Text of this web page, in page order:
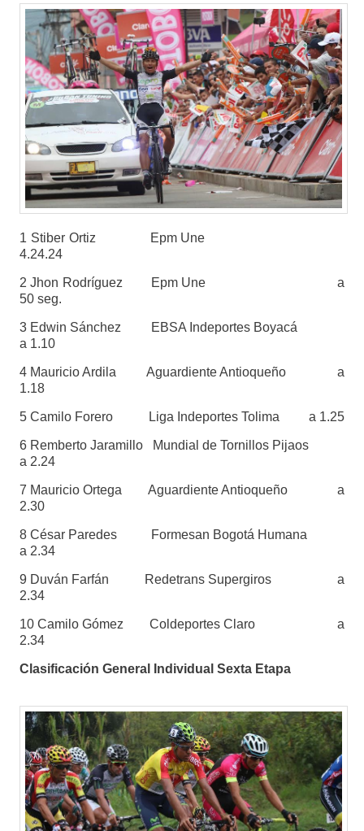
1 Stiber Ortiz Epm Une
4.24.24
2 Jhon Rodríguez Epm Une a
50 seg.
3 Edwin Sánchez EBSA Indeportes Boyacá
a 1.10
4 Mauricio Ardila Aguardiente Antioqueño a
1.18
5 Camilo Forero Liga Indeportes Tolima a 1.25
6 Remberto Jaramillo Mundial de Tornillos Pijaos
a 2.24
7 Mauricio Ortega Aguardiente Antioqueño a
2.30
8 César Paredes Formesan Bogotá Humana
a 2.34
9 Duván Farfán Redetrans Supergiros a
2.34
10 Camilo Gómez Coldeportes Claro a
2.34
Clasificación General Individual Sexta Etapa